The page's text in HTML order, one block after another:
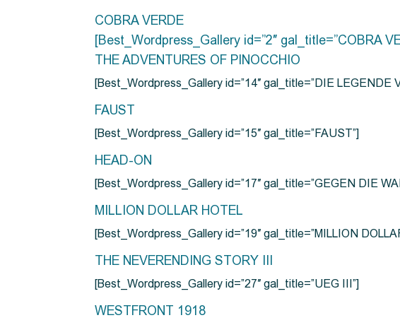
COBRA VERDE
[Best_Wordpress_Gallery id=”2″ gal_title=”COBRA
THE ADVENTURES OF PINOCCHIO
[Best_Wordpress_Gallery id=”14″ gal_title=”DIE LEGENDE
FAUST
[Best_Wordpress_Gallery id=”15″ gal_title=”FAUST”]
HEAD-ON
[Best_Wordpress_Gallery id=”17″ gal_title=”GEGEN DIE
MILLION DOLLAR HOTEL
[Best_Wordpress_Gallery id=”19″ gal_title=”MILLION
THE NEVERENDING STORY III
[Best_Wordpress_Gallery id=”27″ gal_title=”UEG III”]
WESTFRONT 1918